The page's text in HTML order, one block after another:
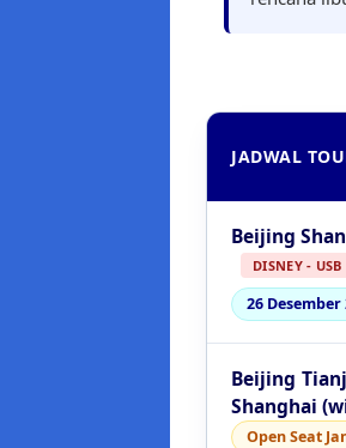
JADWAL
Beijing
DISNEY - USB
26 Desember
Beijing
Shanghai
Open Seat